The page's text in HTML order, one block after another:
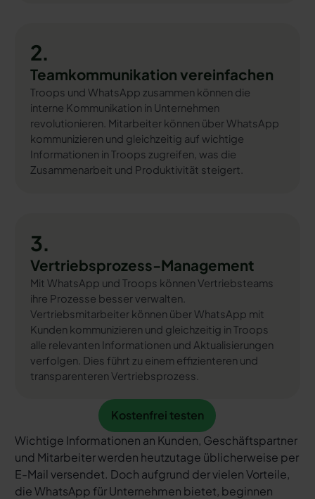
2.
Teamkommunikation vereinfachen
Troops und WhatsApp zusammen können die
interne Kommunikation in Unternehmen
revolutionieren. Mitarbeiter können über WhatsApp
kommunizieren und gleichzeitig auf wichtige
Informationen in Troops zugreifen, was die
Zusammenarbeit und Produktivität steigert.
3.
Vertriebsprozess-Management
Mit WhatsApp und Troops können Vertriebsteams
ihre Prozesse besser verwalten.
Vertriebsmitarbeiter können über WhatsApp mit
Kunden kommunizieren und gleichzeitig in Troops
alle relevanten Informationen und Aktualisierungen
verfolgen. Dies führt zu einem effizienteren und
transparenteren Vertriebsprozess.
Kostenfrei testen
Kostenfrei testen
Wichtige Informationen an Kunden, Geschäftspartner
und Mitarbeiter werden heutzutage üblicherweise per
E-Mail versendet. Doch aufgrund der vielen Vorteile,
die WhatsApp für Unternehmen bietet, beginnen